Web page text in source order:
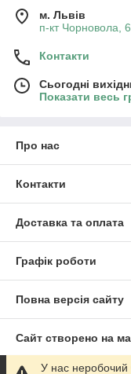
м. Львів
п-кт Чорновола,
Контакти
Сьогодні
Показати весь
Про нас
Контакти
Доставка та оплата
Графік роботи
Повна версія сайту
Сайт створено на
У нас